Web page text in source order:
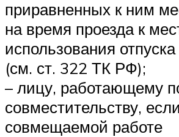
приравненных к ним
на время проезда к
использования
(см. ст. 322 ТК РФ);
– лицу, работающему
совместительству,
совмещаемой работе